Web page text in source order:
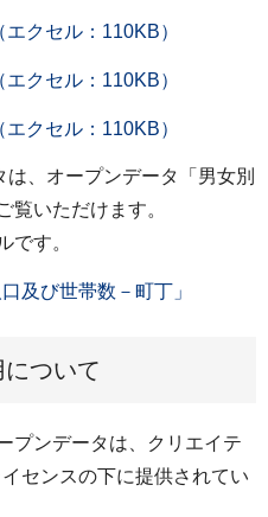
クセル：110KB）
クセル：110KB）
クセル：110KB）
、オープンデータ「男女別
覧いただけます。
です。
及び世帯数－町丁」
ついて
プンデータは、クリエイテ
センスの下に提供されてい